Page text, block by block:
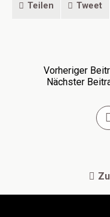
Teilen Tweet
Vorheriger
Nächster